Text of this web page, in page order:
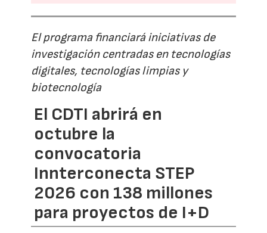
El programa financiará iniciativas de
investigación centradas en tecnologías
digitales, tecnologías limpias y
biotecnología
El CDTI abrirá en
octubre la
convocatoria
Innterconecta STEP
2026 con 138 millones
para proyectos de I+D